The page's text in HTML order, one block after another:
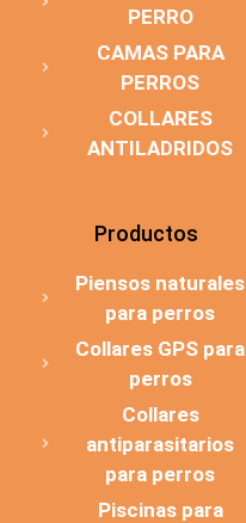
PERRO
CAMAS PARA
PERROS
COLLARES
ANTILADRIDOS
Productos
Piensos naturales
para perros
Collares GPS para
perros
Collares
antiparasitarios
para perros
Piscinas para